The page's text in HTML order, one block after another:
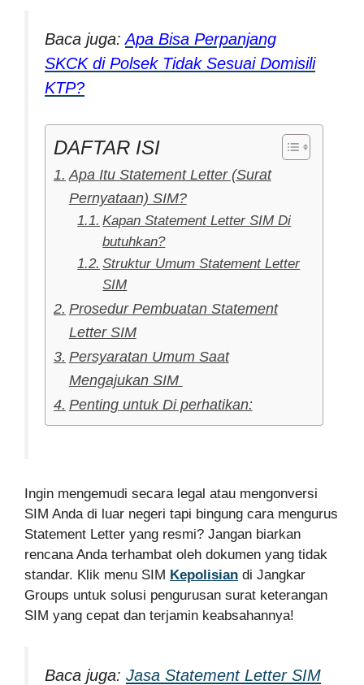
Baca juga:Apa Bisa Perpanjang
SKCK di Polsek Tidak Sesuai Domisili
KTP?
DAFTAR ISI
Apa Itu Statement Letter (Surat
Pernyataan) SIM?
Kapan Statement Letter SIM Di
butuhkan?
Struktur Umum Statement Letter
SIM
Prosedur Pembuatan Statement
Letter SIM
Persyaratan Umum Saat
Mengajukan SIM
Penting untuk Di perhatikan:
Ingin mengemudi secara legal atau mengonversi
SIM Anda di luar negeri tapi bingung cara mengurus
Statement Letter yang resmi? Jangan biarkan
rencana Anda terhambat oleh dokumen yang tidak
standar. Klik menu SIM Kepolisian di Jangkar
Groups untuk solusi pengurusan surat keterangan
SIM yang cepat dan terjamin keabsahannya!
Baca juga: Jasa Statement Letter SIM